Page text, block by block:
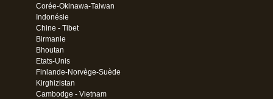
Corée-Okinawa-Taiwan
Indonésie
Chine - Tibet
Birmanie
Bhoutan
Etats-Unis
Finlande-Norvège-Suède
Kirghizistan
Cambodge - Vietnam